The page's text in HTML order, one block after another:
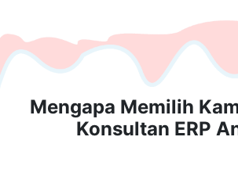
Mengapa Memilih
Konsultan ERP